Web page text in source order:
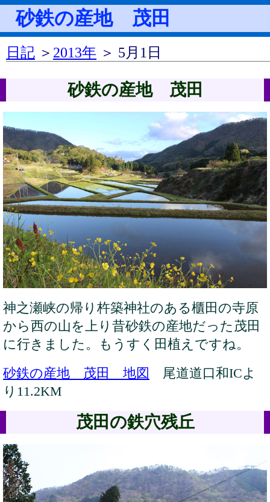
砂鉄の産地 茂田
日記 ＞ 2013年 ＞ 5月1日
砂鉄の産地 茂田
神之瀬峡の帰り杵築神社のある櫃田の寺原
から西の山を上り昔砂鉄の産地だった茂田
に行きました。もうすく田植えですね。
砂鉄の産地 茂田 地図
尾道道口和ICよ
り11.2KM
茂田の鉄穴残丘